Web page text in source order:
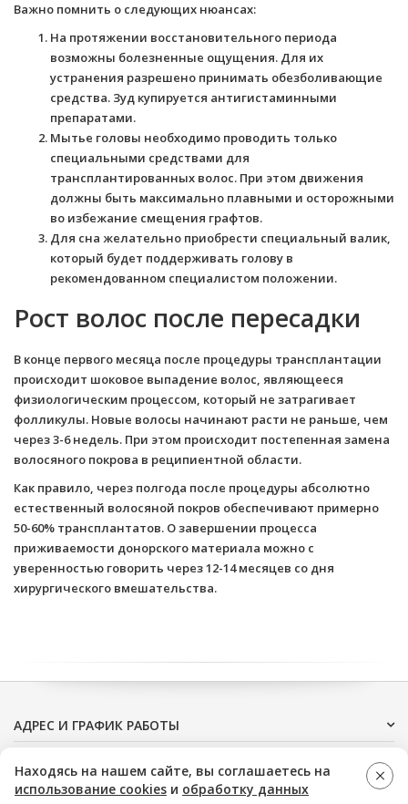
Важно помнить о следующих нюансах:
На протяжении восстановительного периода
возможны болезненные ощущения. Для их
устранения разрешено принимать обезболивающие
средства. Зуд купируется антигистаминными
препаратами.
Мытье головы необходимо проводить только
специальными средствами для
трансплантированных волос. При этом движения
должны быть максимально плавными и осторожными
во избежание смещения графтов.
Для сна желательно приобрести специальный валик,
который будет поддерживать голову в
рекомендованном специалистом положении.
Рост волос после пересадки
В конце первого месяца после процедуры трансплантации
происходит шоковое выпадение волос, являющееся
физиологическим процессом, который не затрагивает
фолликулы. Новые волосы начинают расти не раньше, чем
через 3-6 недель. При этом происходит постепенная замена
волосяного покрова в реципиентной области.
Как правило, через полгода после процедуры абсолютно
естественный волосяной покров обеспечивают примерно
50-60% трансплантатов. О завершении процесса
приживаемости донорского материала можно с
уверенностью говорить через 12-14 месяцев со дня
хирургического вмешательства.
АДРЕС И ГРАФИК РАБОТЫ
ДОПОЛНИТЕЛЬНО
Находясь на нашем сайте, вы соглашаетесь на
использование cookies и обработку данных